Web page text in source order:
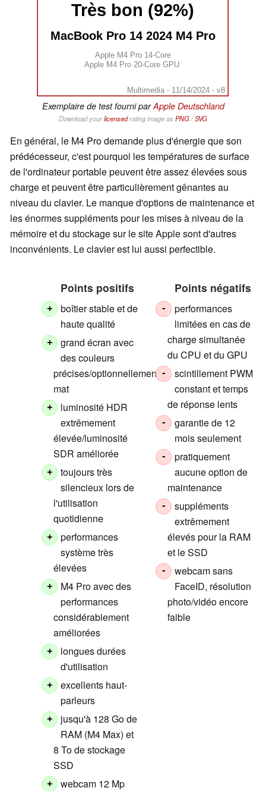
Très bon (92%)
MacBook Pro 14 2024 M4 Pro
Apple M4 Pro 14-Core
Apple M4 Pro 20-Core GPU
Multimedia - 11/14/2024 - v8
Exemplaire de test fourni parApple Deutschland
Download yourlicensedrating image as PNG/SVG
En général, le M4 Pro demande plus d'énergie que son
prédécesseur, c'est pourquoi les températures de surface
de l'ordinateur portable peuvent être assez élevées sous
charge et peuvent être particulièrement gênantes au
niveau du clavier. Le manque d'options de maintenance et
les énormes suppléments pour les mises à niveau de la
mémoire et du stockage sur le site Apple sont d'autres
inconvénients. Le clavier est lui aussi perfectible.
Points positifs
+
boîtier stable et de
haute qualité
+
grand écran avec
des couleurs
précises/optionnellement
mat
+
luminosité HDR
extrêmement
élevée/luminosité
SDR améliorée
+
toujours très
silencieux lors de
l'utilisation
quotidienne
+
performances
système très
élevées
+
M4 Pro avec des
performances
considérablement
améliorées
+
longues durées
d'utilisation
+
excellents haut-
parleurs
+
jusqu'à 128 Go de
RAM (M4 Max) et
8 To de stockage
SSD
+
webcam 12 Mp
Points négatifs
-
performances
limitées en cas de
charge simultanée
du CPU et du GPU
-
scintillement PWM
constant et temps
de réponse lents
-
garantie de 12
mois seulement
-
pratiquement
aucune option de
maintenance
-
suppléments
extrêmement
élevés pour la RAM
et le SSD
-
webcam sans
FaceID, résolution
photo/vidéo encore
faible